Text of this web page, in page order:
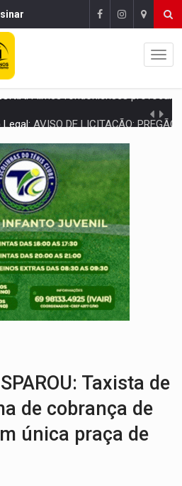
AVISO DE LICITAÇÃO: PREGÃO ELETRÔNICO Nº
MPRO promove intervenção artística pelos
PROVIDÊNCIA:Erosão ameaça acesso a bairros às margens do
Policial candidato a deputado federal do PL declara
Legal:AVISO DE LICITAÇÃO: PREGÃO ELETRÔNICO N.°
Denúncia de 'tribunal do crime' leva PM a prender
'Churrasco' e comparsas do CV são presos com moto
é baleado após apontar arma para
Taxista de
de cobrança de
única praça de